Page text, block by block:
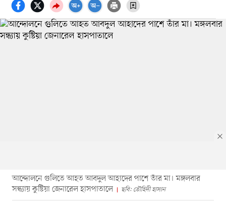
আন্দোলনে গুলিতে আহত আবদুল আহাদের পাশে তাঁর মা। মঙ্গলবার
সন্ধ্যায় কুষ্টিয়া জেনারেল হাসপাতালে
ছবি: তৌহিদী হাসান